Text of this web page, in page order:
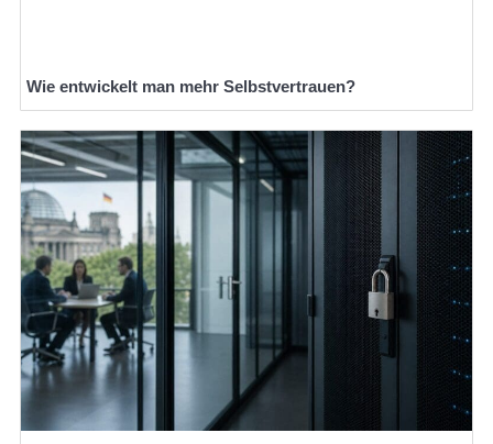
Wie entwickelt man mehr Selbstvertrauen?